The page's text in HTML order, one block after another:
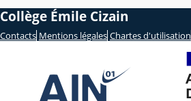
Collège Émile Cizain
Contacts Mentions légales Chartes d'utilisation